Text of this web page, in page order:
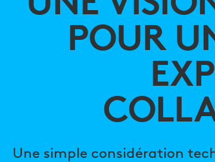
POUR
Une simple considération